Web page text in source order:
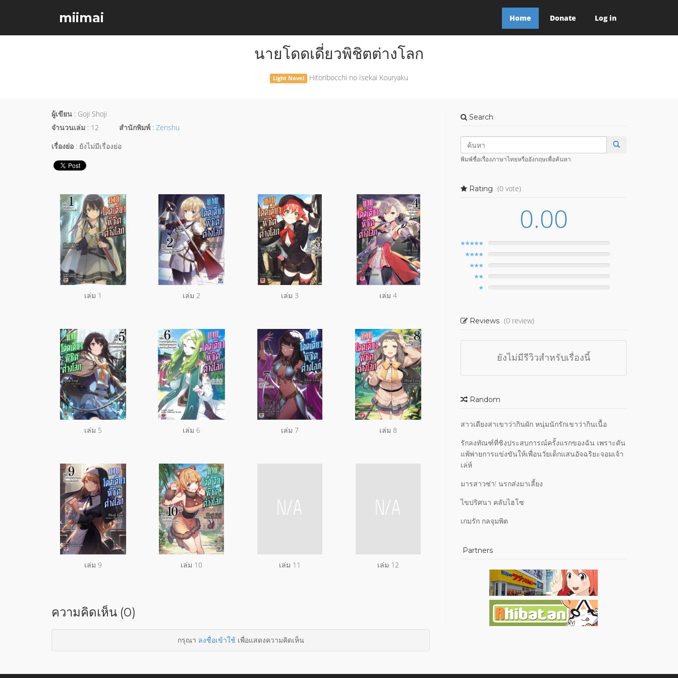
miimai Home Donate Log in
นายโดดเดี่ยวพิชิตต่างโลก
Light Novel Hitoribocchi no Isekai Kouryaku
ผู้เขียน : Goji Shoji
จำนวนเล่ม : 12 สำนักพิมพ์ : Zenshu
เรื่องย่อ : ยังไม่มีเรื่องย่อ
เล่ม 1 เล่ม 2 เล่ม 3 เล่ม 4
เล่ม 5 เล่ม 6 เล่ม 7 เล่ม 8
เล่ม 9 เล่ม 10 เล่ม 11 เล่ม 12
ความคิดเห็น (0)
กรุณา ลงชื่อเข้าใช้เพื่อแสดงความคิดเห็น
Search
พิมพ์ชื่อเรื่องภาษาไทยหรืออังกฤษเพื่อค้นหา
Rating (0 vote)
0.00
Reviews (0 review)
ยังไม่มีรีวิวสำหรับเรื่องนี้
Random
สาวเดียงสาเขาว่ากินผัก หนุ่มนักรักเขาว่ากินเนื้อ
รักลงทัณฑ์ที่ชิงประสบการณ์ครั้งแรกของฉัน เพราะดัน
แพ้พ่ายการแข่งขันให้เพื่อนวัยเด็กแสนอัจฉริยะจอมเจ้า
เล่ห์
มารสาวซ่า! นรกส่งมาเลี้ยง
ไขปริศนา คลับไฮโซ
เกมรัก กลจุมพิต
Partners